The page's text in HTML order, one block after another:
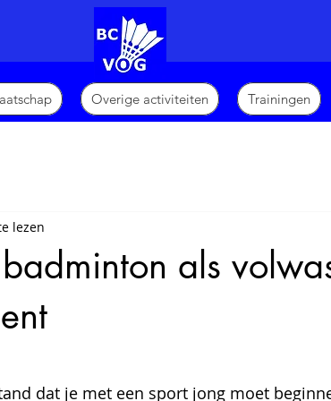
Overige activiteiten Trainingen
als
lezen
dat je met een sport jong moet